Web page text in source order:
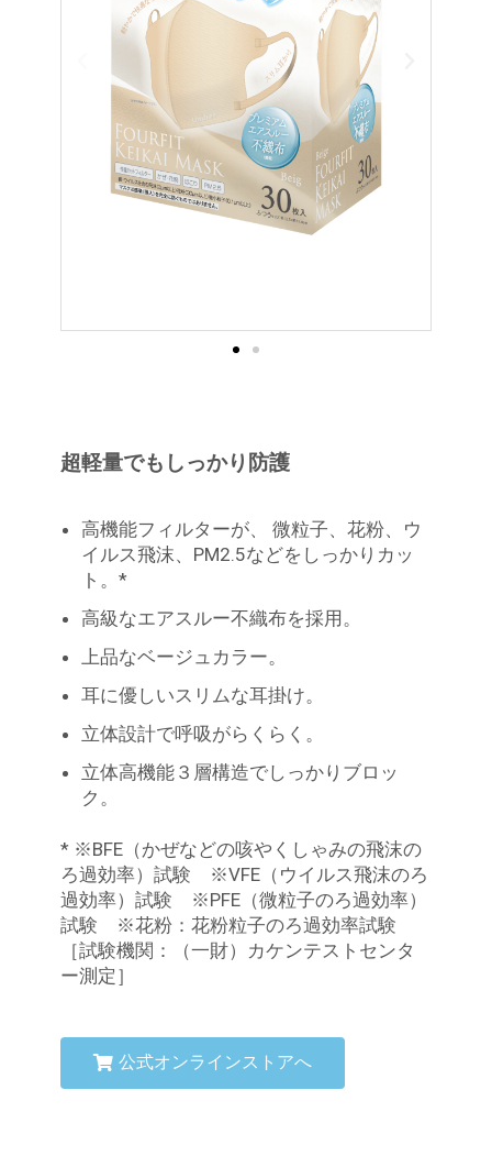
超軽量でもしっかり防護
高機能フィルターが、 微粒子、花粉、ウ
イルス飛沫、PM2.5などをしっかりカッ
ト。*
高級なエアスルー不織布を採用。
上品なベージュカラー。
耳に優しいスリムな耳掛け。
立体設計で呼吸がらくらく。
立体高機能３層構造でしっかりブロッ
ク。
* ※BFE（かぜなどの咳やくしゃみの飛沫の
ろ過効率）試験 ※VFE（ウイルス飛沫のろ
過効率）試験 ※PFE（微粒子のろ過効率）
試験 ※花粉：花粉粒子のろ過効率試験
［試験機関：（一財）カケンテストセンタ
ー測定］
公式オンラインストアへ